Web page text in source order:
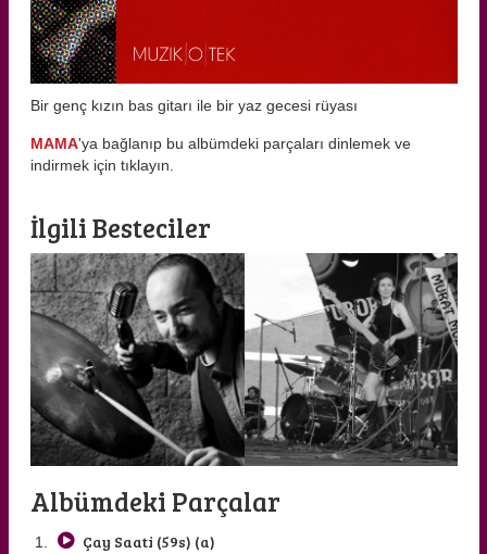
Bir genç kızın bas gitarı ile bir yaz gecesi rüyası
MAMA'ya bağlanıp bu albümdeki parçaları dinlemek ve
indirmek için tıklayın.
İlgili Besteciler
Albümdeki Parçalar
Çay Saati (59s) (a)